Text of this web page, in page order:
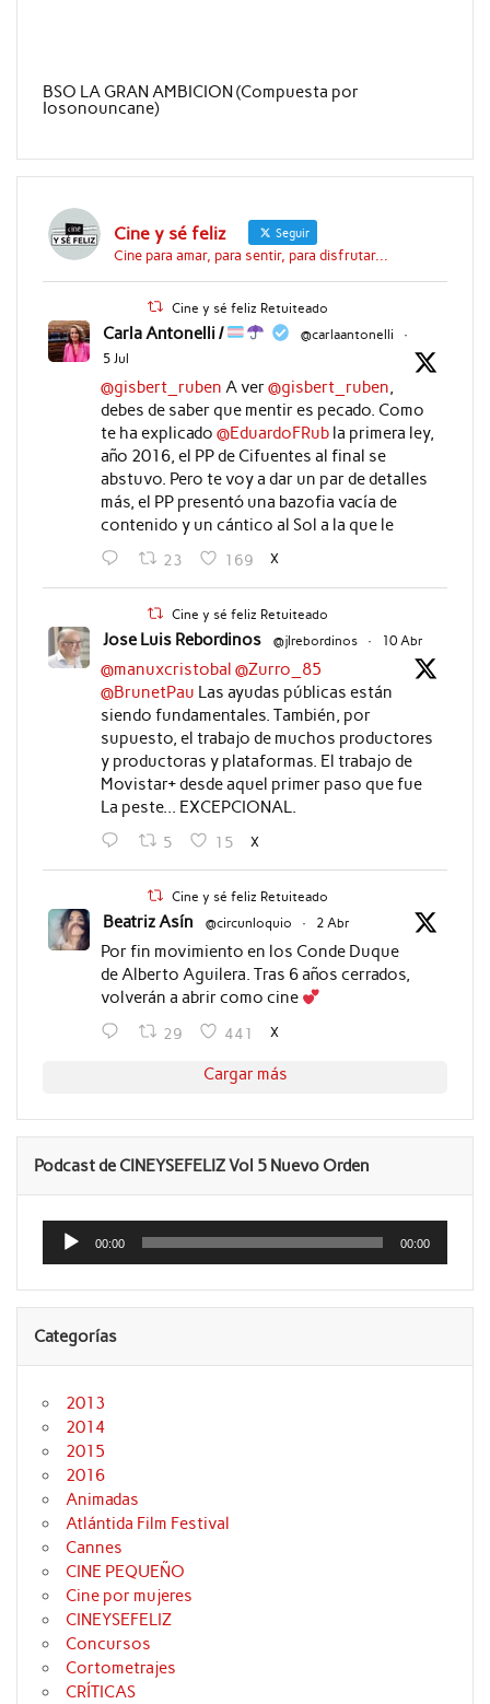
BSO LA GRAN AMBICION (Compuesta por
Iosonouncane)
Cine y sé feliz Seguir
Cine para amar, para sentir, para disfrutar...
Cine y sé feliz Retuiteado
Carla Antonelli / @carlaantonelli
·
5 Jul
@gisbert_ruben A ver@gisbert_ruben,
debes de saber que mentir es pecado. Como
te ha explicado @EduardoFRubla primera ley,
año 2016, el PP de Cifuentes al final se
abstuvo. Pero te voy a dar un par de detalles
más, el PP presentó una bazofia vacía de
contenido y un cántico al Sol a la que le
23 169 X
Cine y sé feliz Retuiteado
Jose Luis Rebordinos @jlrebordinos · 10 Abr
@manuxcristobal @Zurro_85
@BrunetPau Las ayudas públicas están
siendo fundamentales. También, por
supuesto, el trabajo de muchos productores
y productoras y plataformas. El trabajo de
Movistar+ desde aquel primer paso que fue
La peste... EXCEPCIONAL.
5 15 X
Cine y sé feliz Retuiteado
Beatriz Asín @circunloquio · 2 Abr
Por fin movimiento en los Conde Duque
de Alberto Aguilera. Tras 6 años cerrados,
volverán a abrir como cine
29 441 X
Cargar más
Podcast de CINEYSEFELIZ Vol 5 Nuevo Orden
Reproductor
audio
00:00 00:00
Categorías
2013
2014
2015
2016
Animadas
Atlántida Film Festival
Cannes
CINE PEQUEÑO
Cine por mujeres
CINEYSEFELIZ
Concursos
Cortometrajes
CRÍTICAS